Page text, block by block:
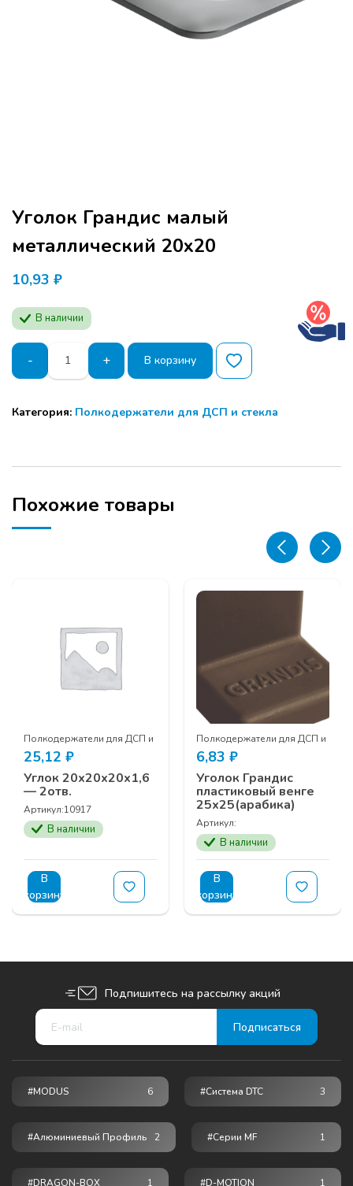
Уголок Грандис малый
металлический 20х20
10,93 ₽
В наличии
-
Количество
товара
Уголок
малый
+ В корзину
Категория: Полкодержатели для ДСП и стекла
Похожие товары
Полкодержатели для ДСП и стекла
25,12 ₽
Углок 20х20х20х1,6
— 2отв.
Артикул:10917
В наличии
В
корзину
Полкодержатели для ДСП и
6,83 ₽
Уголок Грандис
пластиковый венге
25х25(арабика)
Артикул:
В наличии
В
корзину
Подпишитесь на рассылку акций
#MODUS 6 #Система DTC 3
#Алюминиевый Профиль 2 #серии MF 1
#DRAGON-BOX 1 #D-MOTION 1